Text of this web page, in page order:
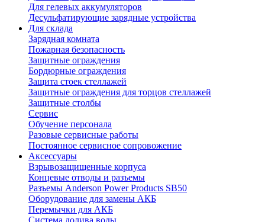
Для гелевых аккумуляторов
Десульфатирующие зарядные устройства
Для склада
Зарядная комната
Пожарная безопасность
Защитные ограждения
Бордюрные ограждения
Защита стоек стеллажей
Защитные ограждения для торцов стеллажей
Защитные столбы
Сервис
Обучение персонала
Разовые сервисные работы
Постоянное сервисное сопровожение
Аксессуары
Взрывозащищенные корпуса
Концевые отводы и разъемы
Разъемы Anderson Power Products SB50
Оборудование для замены АКБ
Перемычки для АКБ
Система долива воды